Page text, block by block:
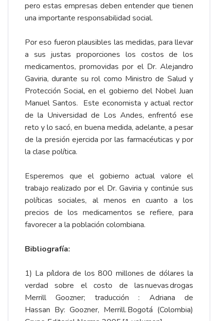
pero estas empresas deben entender que tienen
una importante responsabilidad social.
Por eso fueron plausibles las medidas, para llevar
a sus justas proporciones los costos de los
medicamentos, promovidas por el Dr. Alejandro
Gaviria, durante su rol como Ministro de Salud y
Protección Social, en el gobierno del Nobel Juan
Manuel Santos. Este economista y actual rector
de la Universidad de Los Andes, enfrentó ese
reto y lo sacó, en buena medida, adelante, a pesar
de la presión ejercida por las farmacéuticas y por
la clase política.
Esperemos que el gobierno actual valore el
trabajo realizado por el Dr. Gaviria y continúe sus
políticas sociales, al menos en cuanto a los
precios de los medicamentos se refiere, para
favorecer a la población colombiana.
Bibliografía:
1) La píldora de los 800 millones de dólares la
verdad sobre el costo de las nuevas drogas
Merrill Goozner; traducción : Adriana de
Hassan By: Goozner, Merrill. Bogotá (Colombia)